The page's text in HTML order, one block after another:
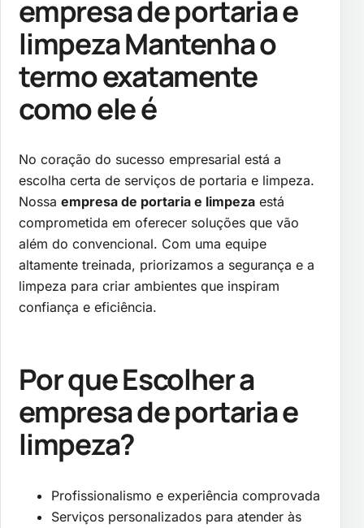
empresa de portaria e
limpezaMantenha o
termo exatamente
como ele é
No coração do sucesso empresarial está a
escolha certa de serviços de portaria e limpeza.
Nossa empresa de portaria e limpeza está
comprometida em oferecer soluções que vão
além do convencional. Com uma equipe
altamente treinada, priorizamos a segurança e a
limpeza para criar ambientes que inspiram
confiança e eficiência.
Por que Escolher a
empresa de portaria e
limpeza?
Profissionalismo e experiência comprovada
Serviços personalizados para atender às